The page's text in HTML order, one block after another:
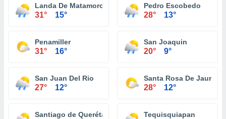
Landa De Matamoros
31° 15°
Pedro Escobedo
28° 13°
Penamiller
31° 16°
San Joaquin
20° 9°
San Juan Del Rio
27° 12°
Santa Rosa De Jauregui
28° 12°
Santiago de Querétaro Tequisquiapan